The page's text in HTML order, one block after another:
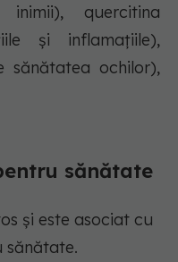
inimii), quercitina
și inflamațiile),
sănătatea ochilor),
sănătate
și este asociat cu
sănătate.